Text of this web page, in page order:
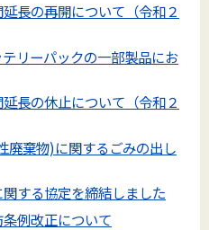
長の再開について（令和２
リーパックの一部製品にお
長の休止について（令和２
廃棄物)に関するごみの出し
する協定を締結しました
例改正について